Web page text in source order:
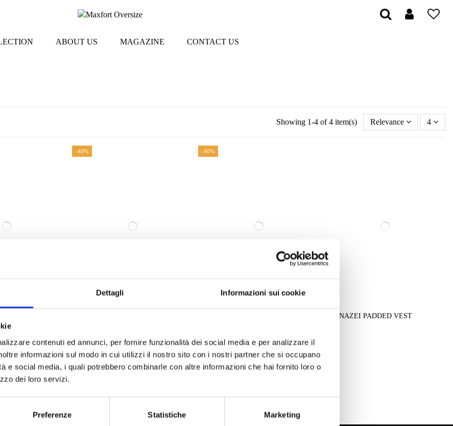
Dettagli Informazioni sui cookie
contenuti ed annunci, per fornire funzionalità dei social media e per analizzare il
informazioni sul modo in cui utilizzi il nostro sito con i nostri partner che si occupano
e social media, i quali potrebbero combinarle con altre informazioni che hai fornito loro o
dei loro servizi.
Preferenze Statistiche Marketing
ABOUT US MAGAZINE CONTACT US
Showing 1-4 of 4 item(s) Relevance 4
-40% -40%
CANAZEI PADDED VEST